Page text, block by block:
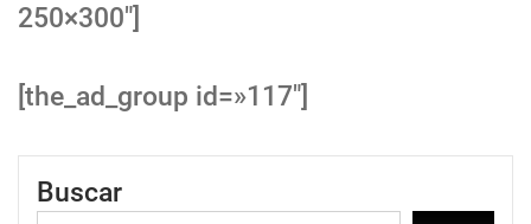
250×300″]
[the_ad_group id=»117″]
Buscar